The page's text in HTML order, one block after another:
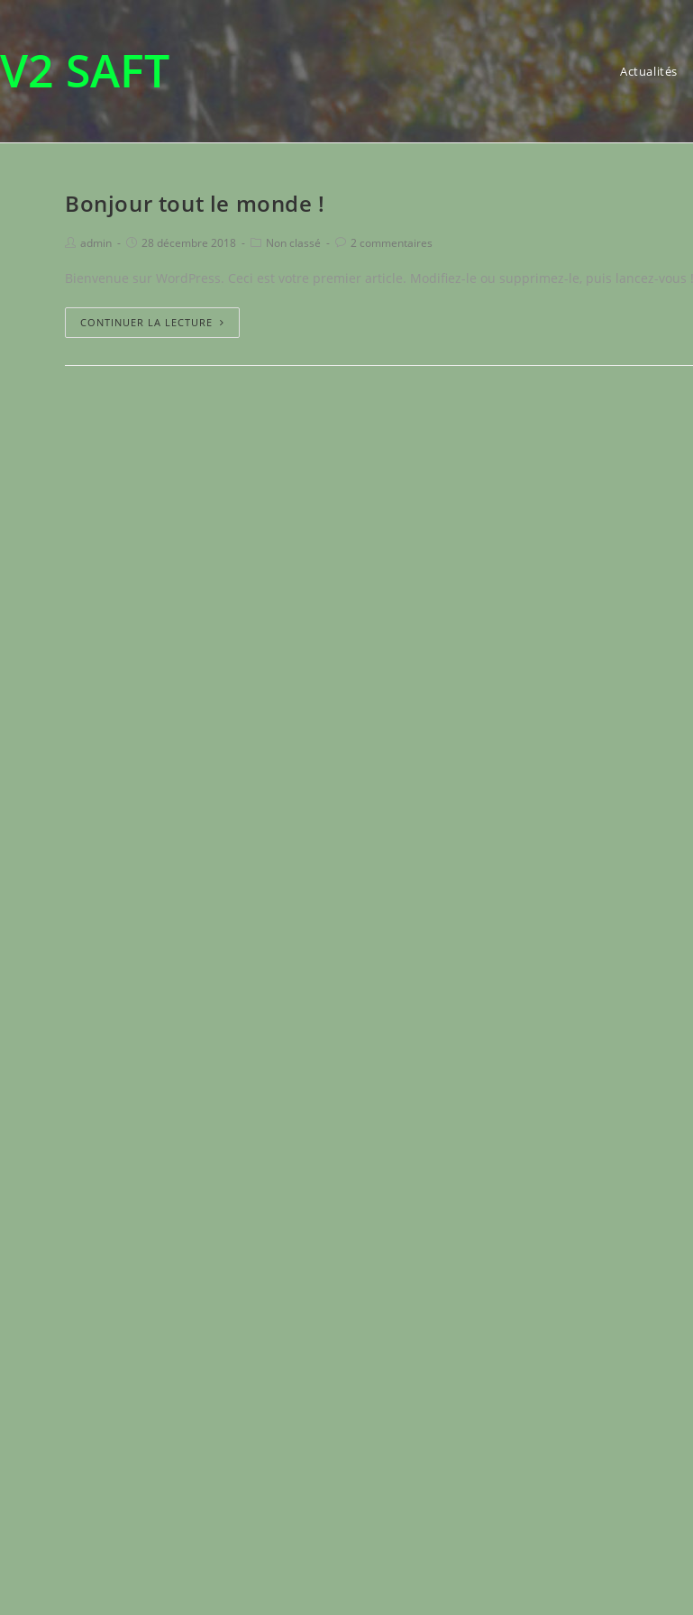
V2 SAFT Actualités
Bonjour tout le monde !
admin 28 décembre 2018 Non classé 2 commentaires
Bienvenue sur WordPress. Ceci est votre premier article. Modifiez-le ou supprimez-le, puis lancez-vous !
CONTINUER LA LECTURE